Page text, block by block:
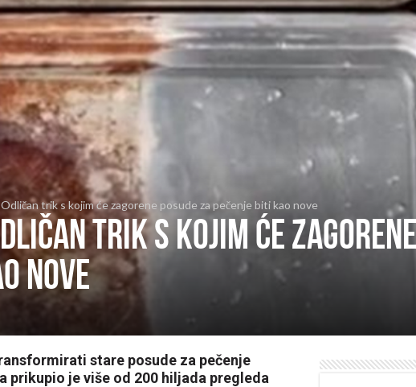
trik s kojim će zagorene posude za pečenje biti kao nove
trik s kojim će
nove
stare posude za pečenje
prikupio je više od 200 hiljada pregleda